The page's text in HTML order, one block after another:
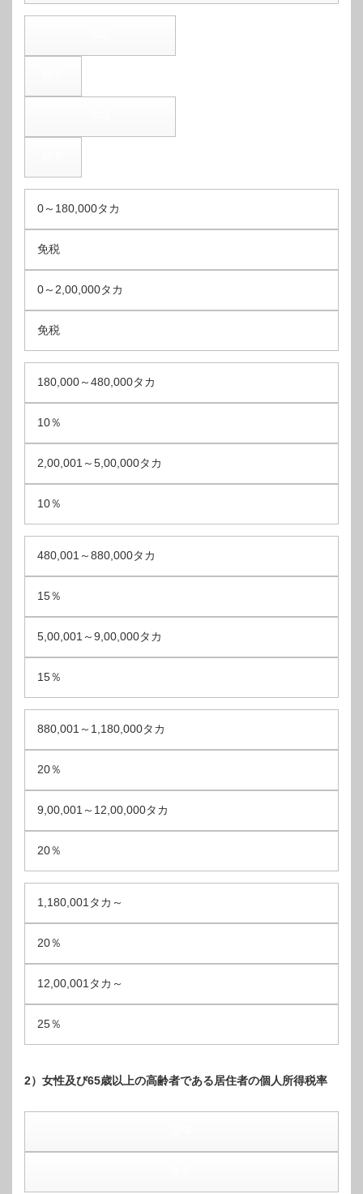
0～180,000タカ
免税
0～2,00,000タカ
免税
180,000～480,000タカ
10％
2,00,001～5,00,000タカ
10％
480,001～880,000タカ
15％
5,00,001～9,00,000タカ
15％
880,001～1,180,000タカ
20％
9,00,001～12,00,000タカ
20％
1,180,001タカ～
20％
12,00,001タカ～
25％
2）女性及び65歳以上の高齢者である居住者の個人所得税率